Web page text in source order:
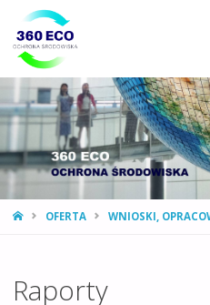
STRONA
OFERTA WNIOSKI,
Raporty